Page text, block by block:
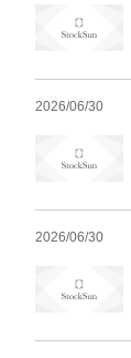
2026/06/30
2026/06/30